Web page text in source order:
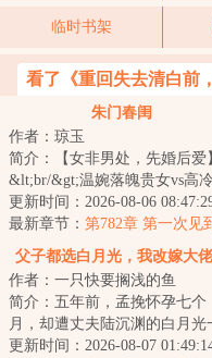
临时书架
看了《重回失去清白前
朱门春闺
作者：琼玉
简介：【女非男处，先婚后爱
&lt;br/&gt;温婉落魄贵女vs高
贵权臣&lt;br/&gt;季含漪十四岁
道中落，...
更新时间：2026-08-06
最新章节： 第782章 第一次见
的女儿
父子都选白月光，我改嫁大
崽爽翻
作者：一只快要搁浅的鱼
简介：五年前，孟挽怀孕七个
月，却遭丈夫陆沉渊的白月光
脚踢掉孩子，而最痛苦的是丈
更新时间：2026-08-07